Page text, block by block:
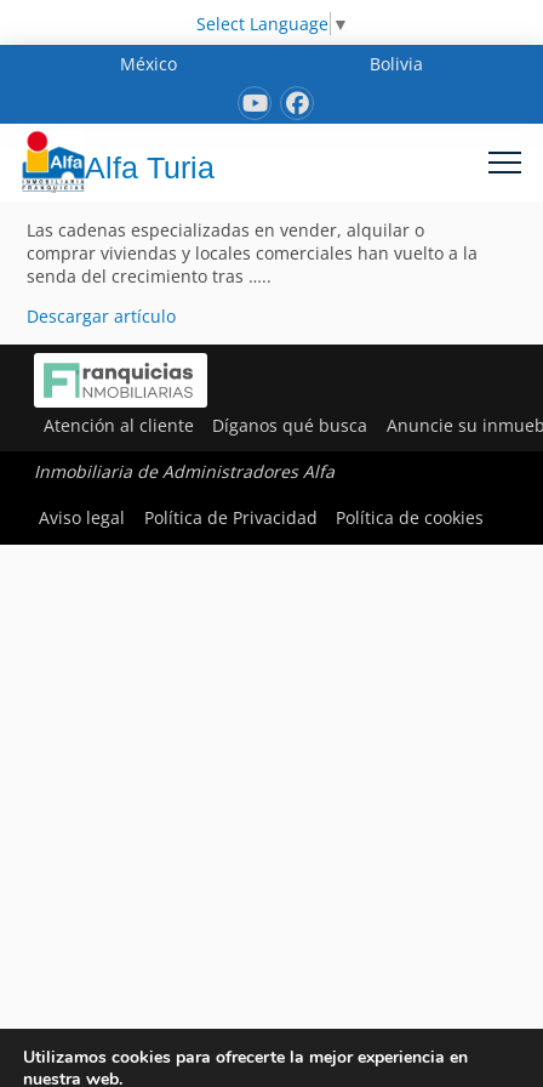
Select Language ▼
México
Bolivia
Alfa Turia
Las cadenas especializadas en vender, alquilar o
comprar viviendas y locales comerciales han vuelto a la
senda del crecimiento tras …..
Descargar artículo
Atención al cliente Díganos qué busca Anuncie su
Inmobiliaria de Administradores Alfa
Aviso legal
Política de Privacidad Política de cookies
Utilizamos cookies para ofrecerte la mejor experiencia en
nuestra web.